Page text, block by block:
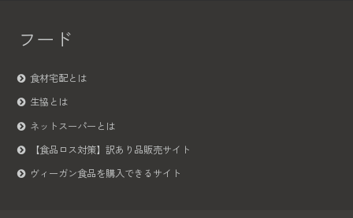
フード
食材宅配とは
生協とは
ネットスーパーとは
【食品ロス対策】訳あり品販売サイト
ヴィーガン食品を購入できるサイト